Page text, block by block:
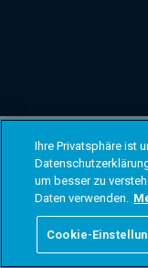
Ihre Privatsphäre ist
um besser zu
Daten verwenden.
Cookie-